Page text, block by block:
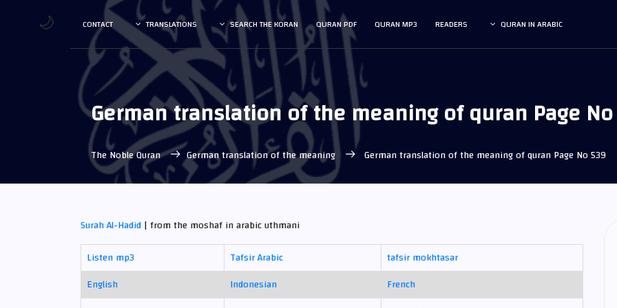
QURAN IN ARABIC
READERS
QURAN MP3
QURAN PDF
SEARCH THE KORAN
TRANSLATIONS
CONTACT
German translation of the meaning of quran Page
The Noble Quran German translation of the meaning German translation of the meaning of quran Page No 539
Surah Al-Hadid| from the moshaf in arabic uthmani
Listen mp3
Tafsir Arabic
tafsir mokhtasar
English
Indonesian
French
🌙